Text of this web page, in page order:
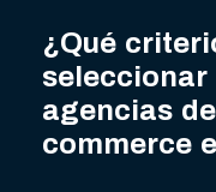
¿Qué
seleccionar
agencias
commerce